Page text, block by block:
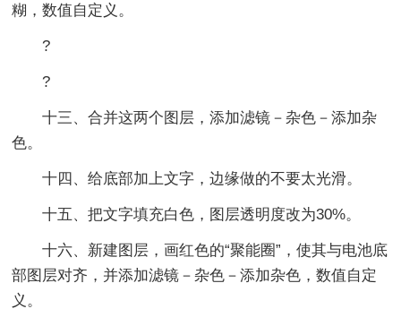
糊，数值自定义。
?
?
十三、合并这两个图层，添加滤镜－杂色－添加杂
色。
十四、给底部加上文字，边缘做的不要太光滑。
十五、把文字填充白色，图层透明度改为30%。
十六、新建图层，画红色的“聚能圈”，使其与电池底
部图层对齐，并添加滤镜－杂色－添加杂色，数值自定
义。